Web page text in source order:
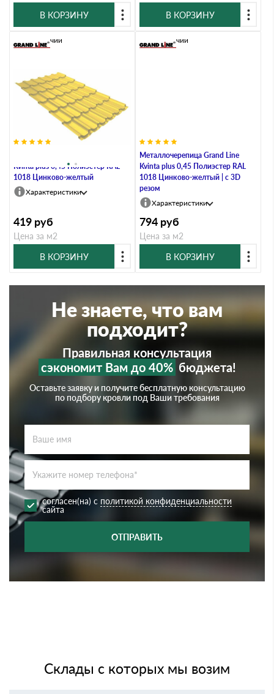
В КОРЗИНУ
В КОРЗИНУ
Kvinta plus 0,45 Полиэстер RAL
1018 Цинково-желтый
В наличии
Характеристики
419 руб
Цена за м2
В КОРЗИНУ
Металлочерепица Grand Line
Kvinta plus 0,45 Полиэстер RAL
1018 Цинково-желтый | c 3D
резом
В наличии
Характеристики
794 руб
Цена за м2
В КОРЗИНУ
Не знаете, что вам
подходит?
Правильная консультация
сэкономит Вам до 40% бюджета!
Оставьте заявку и получите бесплатную консультацию
по подбору кровли под Ваши требования
согласен(на) с политикой конфиденциальности
сайта
ОТПРАВИТЬ
Склады с которых мы возим